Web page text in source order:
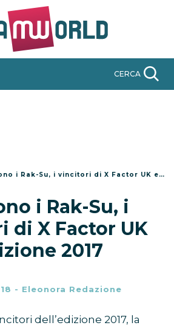
CERCA
i Rak-Su, i vincitori di X Factor UK edizione 2017
i Rak-Su, i
di X Factor UK
2017
- Eleonora Redazione
dell’edizione 2017, la